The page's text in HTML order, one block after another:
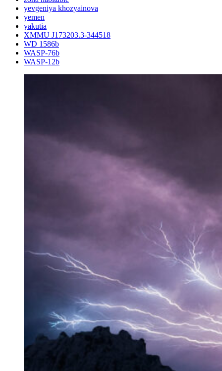
yevgeniya khozyainova
yemen
yakutia
XMMU J173203.3-344518
WD 1586b
WASP-76b
WASP-12b